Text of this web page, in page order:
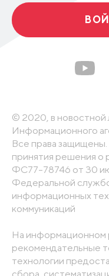
© 2020, в новостной
Информационного
Все права
принятия решения
ФС77-78746 от 30
Федеральной
информационных
коммуникаций
На информационном
рекомендательные
технологии